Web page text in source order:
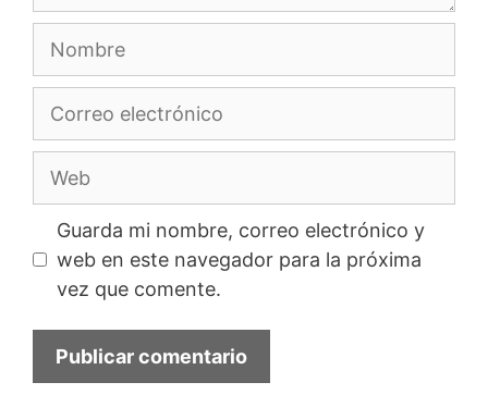
Correo
Guarda mi nombre, correo electrónico y
web en este navegador para la próxima
vez que comente.